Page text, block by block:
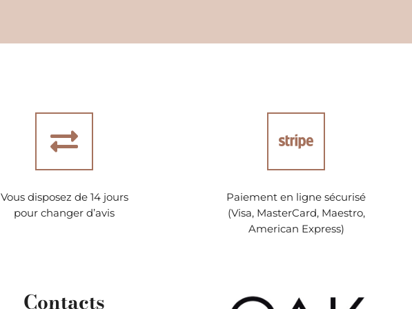
Vous disposez de 14 jours
pour changer d’avis
Paiement en ligne sécurisé
(Visa, MasterCard, Maestro,
American Express)
Contacts